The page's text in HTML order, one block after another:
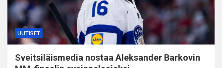
UUTISET
Sveitsiläismedia nostaa Aleksander Barkovin